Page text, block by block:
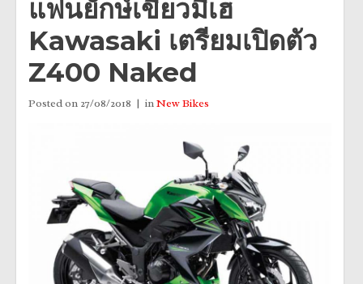
แฟนยักษ์เขียวมีเฮ
Kawasaki เตรียมเปิดตัว
Z400 Naked
Posted on 27/08/2018 inNew Bikes